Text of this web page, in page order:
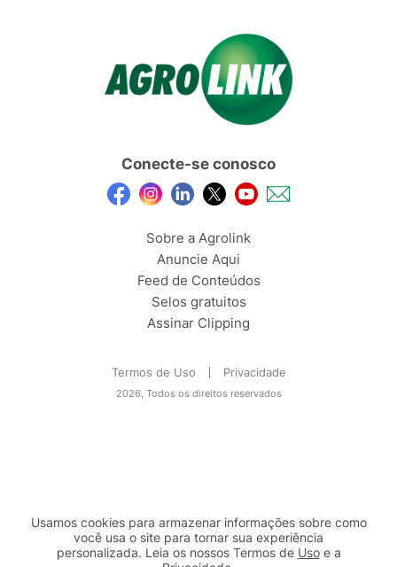
Conecte-se conosco
Sobre a Agrolink
Anuncie Aqui
Feed de Conteúdos
Selos gratuitos
Assinar Clipping
Termos de Uso Privacidade
2026, Todos os direitos reservados
Usamos cookies para armazenar informações sobre como
você usa o site para tornar sua experiência
personalizada. Leia os nossos Termos de Usoe a